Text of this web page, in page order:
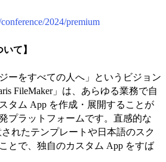
2024/premium
て】
ーをすべての人へ」というビジョン
FileMaker」は、あらゆる業務で自
タム App を作成・展開することが
プラットフォームです。直感的な
れたテンプレートや日本語のスク
とで、独自のカスタム App をすば